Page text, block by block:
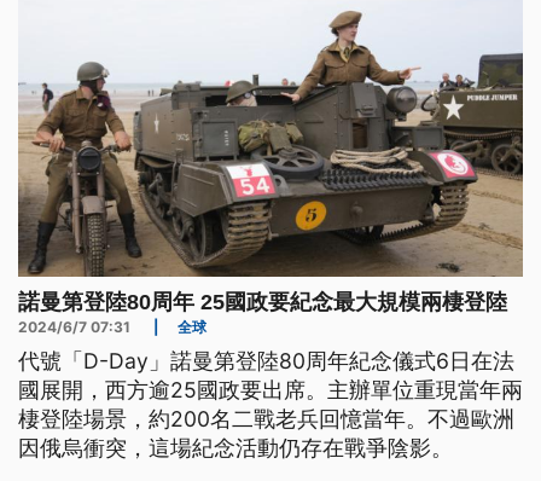
諾曼第登陸80周年 25國政要紀念最大規模兩棲登陸
2024/6/7 07:31 全球
代號「D-Day」諾曼第登陸80周年紀念儀式6日在法
國展開，西方逾25國政要出席。主辦單位重現當年兩
棲登陸場景，約200名二戰老兵回憶當年。不過歐洲
因俄烏衝突，這場紀念活動仍存在戰爭陰影。